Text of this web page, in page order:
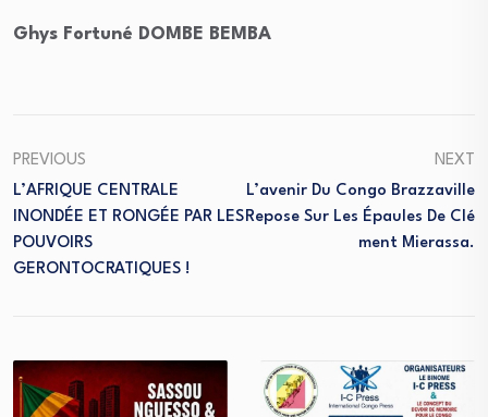
Ghys Fortuné DOMBE BEMBA
PREVIOUS
L’AFRIQUE CENTRALE
INONDÉE ET RONGÉE PAR LES
POUVOIRS
GERONTOCRATIQUES !
NEXT
L’avenir Du Congo Brazzaville
Repose Sur Les Épaules De Clé
Ment Mierassa.